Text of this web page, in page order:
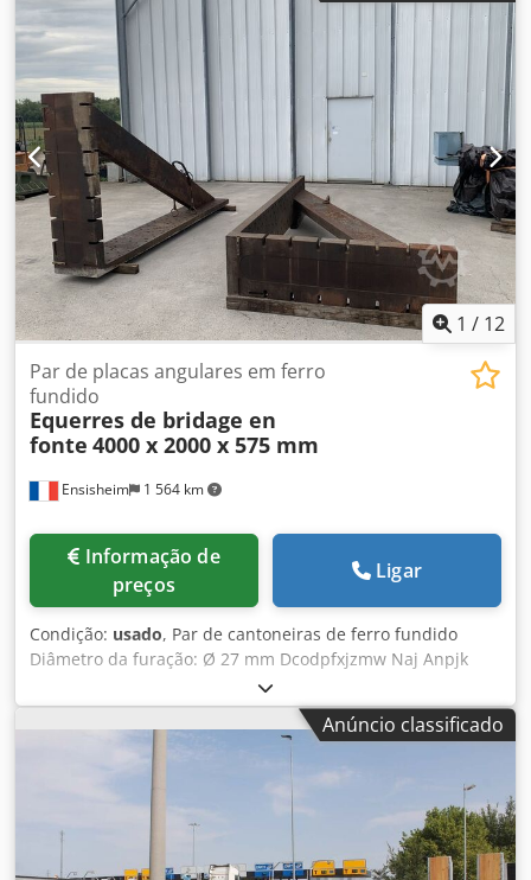
1 / 12
Ensisheim 1 564 km
Par de placas angulares em ferro
fundido
Equerres de bridage en
fonte 4000 x 2000 x 575 mm
preços
Ligar
Condição: usado, Par de cantoneiras de ferro fundido
Diâmetro da furação: Ø 27 mm Dcodpfxjzmw Naj Anpjk
Largura: 575 mm Profundidade: 2000 mm Altura total:
4000 mm Peso unitário: aprox. 6 toneladas
Anúncio classificado